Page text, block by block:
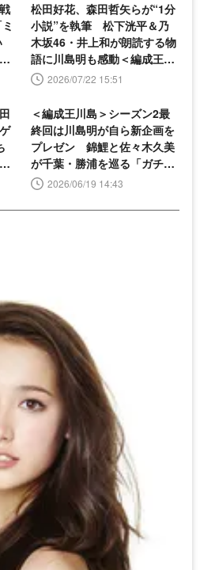
松田好花、森田哲矢らが“1分
小説”を執筆 松下洸平＆乃
木坂46・井上和が朗読する物
語に川島明も感動＜編成王川
島＞2026/07/22 15:51
＜編成王川島＞シーズン2最
終回は川島明が自ら新企画を
プレゼン 錦鯉と佐々木久美
が千葉・勝浦を巡る「ガチャ
旅！」2026/06/19 14:43